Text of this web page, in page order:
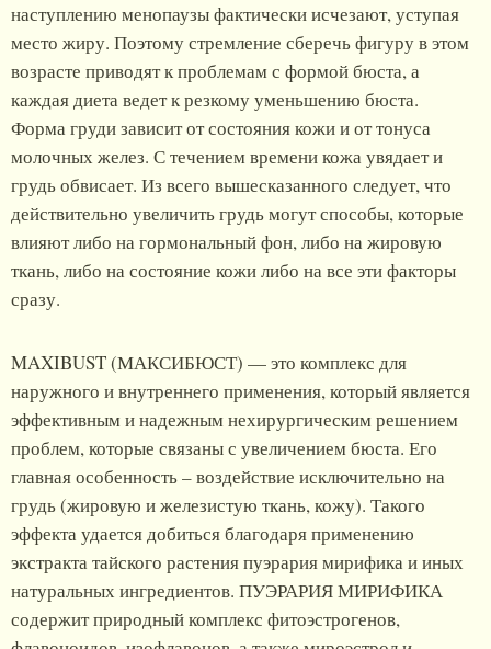
наступлению менопаузы фактически исчезают, уступая
место жиру. Поэтому стремление сберечь фигуру в этом
возрасте приводят к проблемам с формой бюста, а
каждая диета ведет к резкому уменьшению бюста.
Форма груди зависит от состояния кожи и от тонуса
молочных желез. С течением времени кожа увядает и
грудь обвисает. Из всего вышесказанного следует, что
действительно увеличить грудь могут способы, которые
влияют либо на гормональный фон, либо на жировую
ткань, либо на состояние кожи либо на все эти факторы
сразу.
MAXIBUST (МАКСИБЮСТ) — это комплекс для
наружного и внутреннего применения, который является
эффективным и надежным нехирургическим решением
проблем, которые связаны с увеличением бюста. Его
главная особенность – воздействие исключительно на
грудь (жировую и железистую ткань, кожу). Такого
эффекта удается добиться благодаря применению
экстракта тайского растения пуэрария мирифика и иных
натуральных ингредиентов. ПУЭРАРИЯ МИРИФИКА
содержит природный комплекс фитоэстрогенов,